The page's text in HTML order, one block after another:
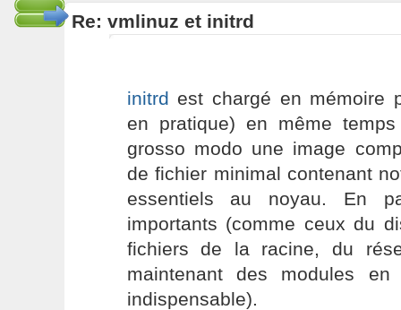
Re: vmlinuz et initrd
initrd est chargé en mémoire
en pratique) en même
grosso modo une image
de fichier minimal contenant
essentiels au noyau. En
importants (comme ceux du
fichiers de la racine, du
maintenant des modules
indispensable).